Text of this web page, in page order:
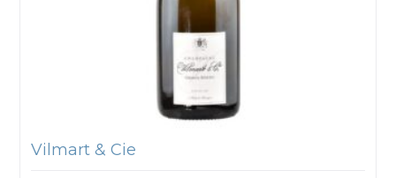
Vilmart & Cie